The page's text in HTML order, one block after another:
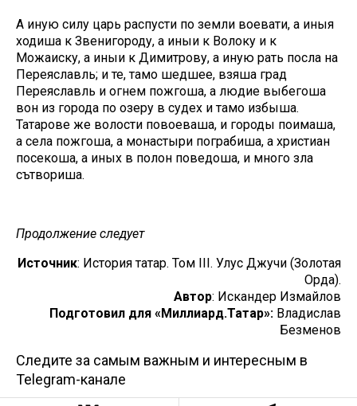
А иную силу царь распусти по земли воевати, а иныя
ходиша к Звенигороду, а иныи к Волоку и к
Можаиску, а иныи к Димитрову, а иную рать посла на
Переяславль; и те, тамо шедшее, взяша град
Переяславль и огнем пожгоша, а людие выбегоша
вон из города по озеру в судех и тамо избыша.
Татарове же волости повоеваша, и городы поимаша,
а села пожгоша, а монастыри пограбиша, а христиан
посекоша, а иных в полон поведоша, и много зла
сътвориша.
Продолжение следует
Источник: История татар. Том III. Улус Джучи (Золотая
Орда).
Автор: Искандер Измайлов
Подготовил для «Миллиард.Татар»: Владислав
Безменов
Следите за самым важным и интересным в
Telegram-канале